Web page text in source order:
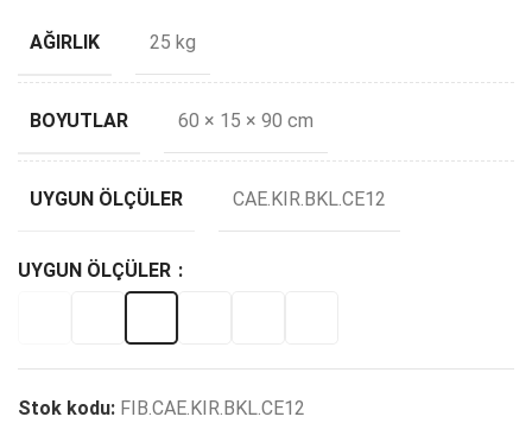
AĞIRLIK 25 kg
BOYUTLAR 60 × 15 × 90 cm
UYGUN ÖLÇÜLER CAE.KIR.BKL.CE12
UYGUN ÖLÇÜLER
Stok kodu: FIB.CAE.KIR.BKL.CE12